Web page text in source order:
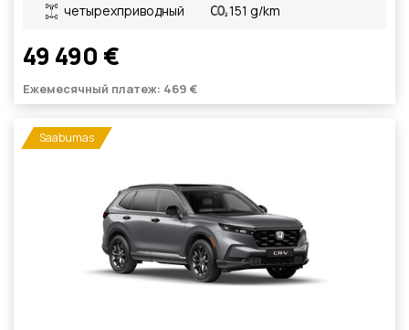
четырехприводный
151 g/km
49 490 €
Ежемесячный платеж: 469 €
Saabumas